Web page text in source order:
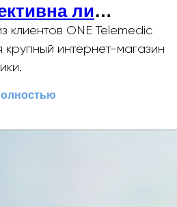
ли
клиентов ONE Telemedic
крупный интернет-магазин